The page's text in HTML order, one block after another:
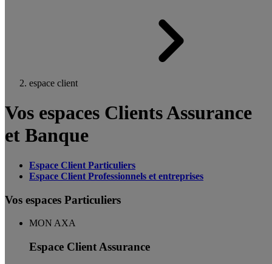
espace client
Vos espaces Clients Assurance
et Banque
Espace Client Particuliers
Espace Client Professionnels et entreprises
Vos espaces Particuliers
MON AXA
Espace Client Assurance